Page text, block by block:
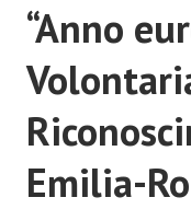
“Anno
Emilia-